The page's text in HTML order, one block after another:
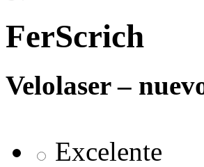
FerScrich
Velolaser –
Excelente